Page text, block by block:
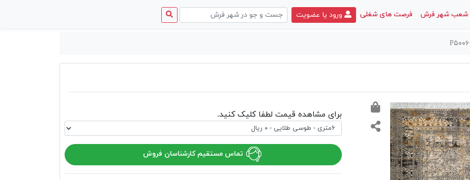
شعب شهر فرش فرصت های شغلی ورود یا عضویت
برای مشاهده قیمت لطفا کلیک کنید.
تماس مستقیم کارشناسان فروش